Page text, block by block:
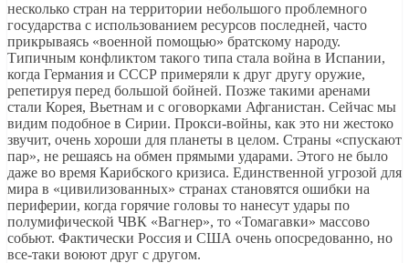
несколько стран на территории небольшого проблемного
государства с использованием ресурсов последней, часто
прикрываясь «военной помощью» братскому народу.
Типичным конфликтом такого типа стала война в Испании,
когда Германия и СССР примеряли к друг другу оружие,
репетируя перед большой бойней. Позже такими аренами
стали Корея, Вьетнам и с оговорками Афганистан. Сейчас мы
видим подобное в Сирии. Прокси-войны, как это ни жестоко
звучит, очень хороши для планеты в целом. Страны «спускают
пар», не решаясь на обмен прямыми ударами. Этого не было
даже во время Карибского кризиса. Единственной угрозой для
мира в «цивилизованных» странах становятся ошибки на
периферии, когда горячие головы то нанесут удары по
полумифической ЧВК «Вагнер», то «Томагавки» массово
собьют. Фактически Россия и США очень опосредованно, но
все-таки воюют друг с другом.